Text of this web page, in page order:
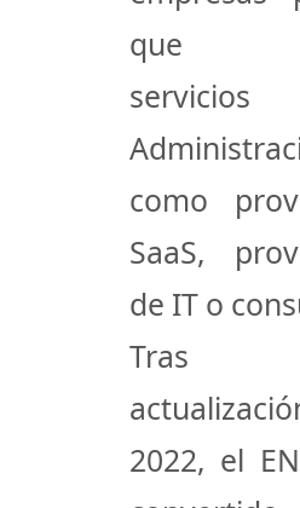
que
como
SaaS,
de IT o
2022, el